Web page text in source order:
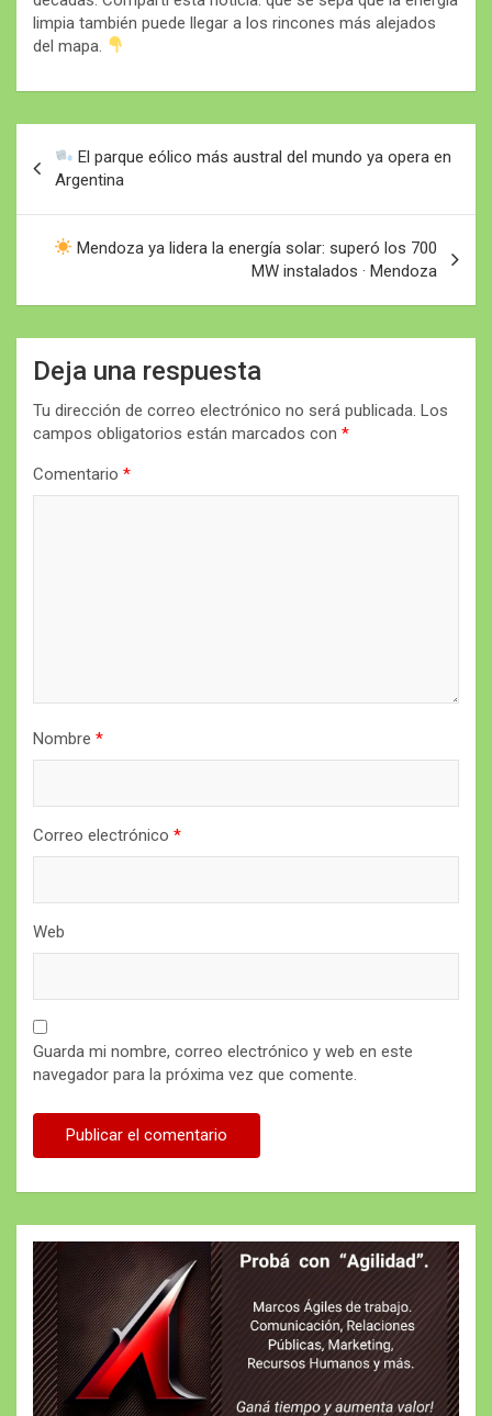
limpia también puede llegar a los rincones más alejados
del mapa.
de
entradas
El parque eólico más austral del mundo ya opera en
Argentina
Mendoza ya lidera la energía solar: superó los 700
MW instalados · Mendoza
Deja una respuesta
Tu dirección de correo electrónico no será publicada. Los
campos obligatorios están marcados con *
Comentario *
Nombre *
Correo electrónico *
Web
Guarda mi nombre, correo electrónico y web en este
navegador para la próxima vez que comente.